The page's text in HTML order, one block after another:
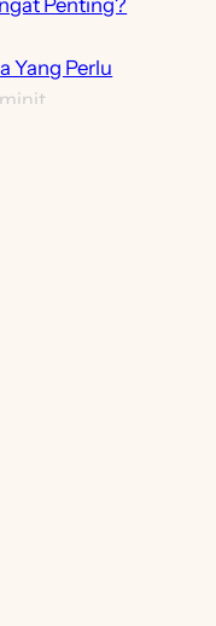
Penting?
Yang Perlu
minit